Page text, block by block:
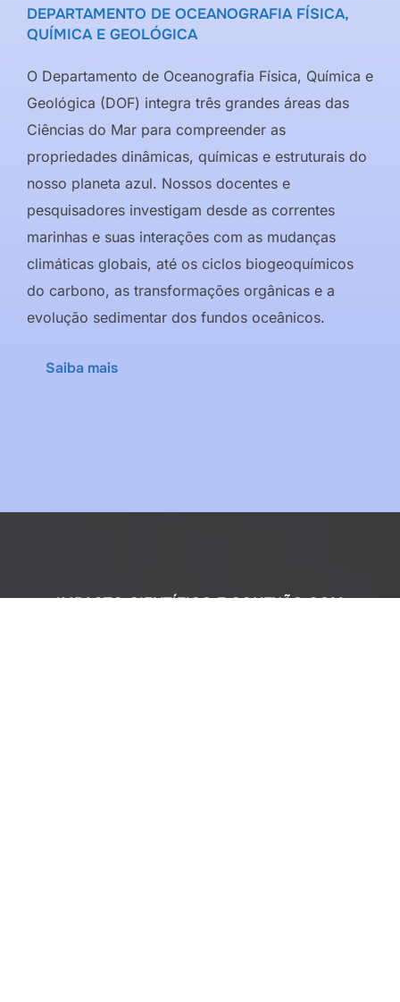
DEPARTAMENTO DE OCEANOGRAFIA FÍSICA,
QUÍMICA E GEOLÓGICA
O Departamento de Oceanografia Física, Química e
Geológica (DOF) integra três grandes áreas das
Ciências do Mar para compreender as
propriedades dinâmicas, químicas e estruturais do
nosso planeta azul. Nossos docentes e
pesquisadores investigam desde as correntes
marinhas e suas interações com as mudanças
climáticas globais, até os ciclos biogeoquímicos
do carbono, as transformações orgânicas e a
evolução sedimentar dos fundos oceânicos.
Saiba mais
IMPACTO CIENTÍFICO E CONEXÃO COM